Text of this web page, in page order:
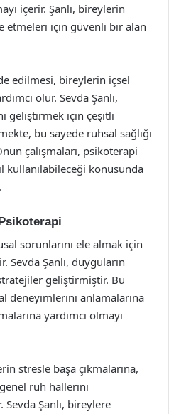
içerir. Şanlı, bireylerin
etmeleri için güvenli bir alan
edilmesi, bireylerin içsel
olur. Sevda Şanlı,
geliştirmek için çeşitli
bu sayede ruhsal sağlığı
çalışmaları, psikoterapi
kullanılabileceği konusunda
sorunlarını ele almak için
Sevda Şanlı, duyguların
geliştirmiştir. Bu
deneyimlerini anlamalarına
yardımcı olmayı
stresle başa çıkmalarına,
genel ruh hallerini
Şanlı, bireylere